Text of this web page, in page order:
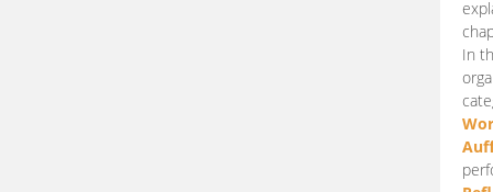
In